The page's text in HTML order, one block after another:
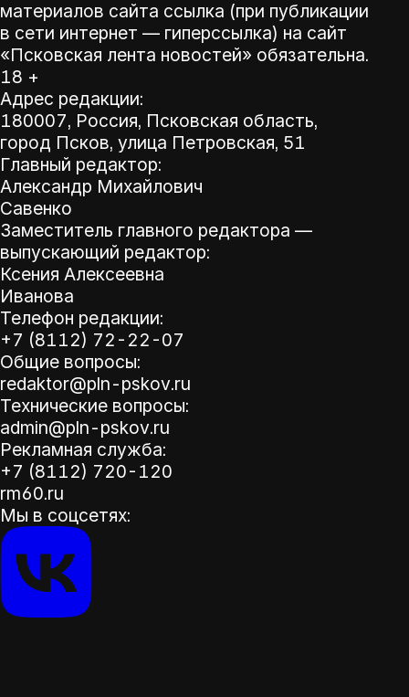
материалов сайта ссылка (при публикации
в сети интернет — гиперссылка) на сайт
«Псковская лента новостей» обязательна.
18 +
Адрес редакции:
180007, Россия, Псковская область,
город Псков, улица Петровская, 51
Главный редактор:
Александр Михайлович
Савенко
Заместитель главного редактора —
выпускающий редактор:
Ксения Алексеевна
Иванова
Телефон редакции:
+7 (8112) 72-22-07
Общие вопросы:
redaktor@pln-pskov.ru
Технические вопросы:
admin@pln-pskov.ru
Рекламная служба:
+7 (8112) 720-120
rm60.ru
Мы в соцсетях: